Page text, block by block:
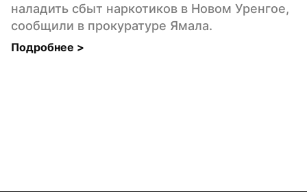
наладить сбыт наркотиков в Новом Уренгое,
сообщили в прокуратуре Ямала.
Подробнее >